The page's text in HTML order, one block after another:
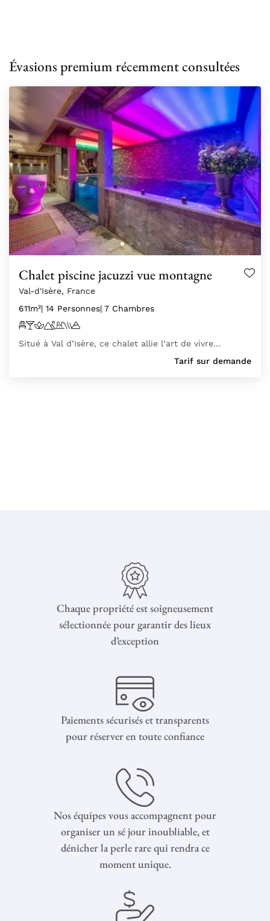
Évasions premium récemment consultées
Chalet piscine jacuzzi vue montagne
Val-d'Isère, France
611m²| 14 Personnes| 7 Chambres
Situé à Val d’Isère, ce chalet allie l’art de vivre…
Tarif sur demande
Chaque propriété est soigneusement
sélectionnée pour garantir des lieux
d’exception
Paiements sécurisés et transparents
pour réserver en toute confiance
Nos équipes vous accompagnent pour
organiser un sé jour inoubliable, et
dénicher la perle rare qui rendra ce
moment unique.